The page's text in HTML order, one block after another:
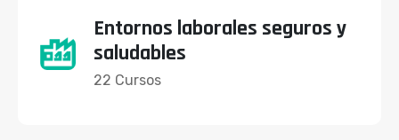
Entornos laborales seguros y
saludables
22 Cursos